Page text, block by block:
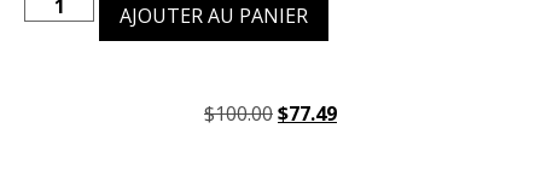
AJOUTER AU PANIER
$100.00$77.49